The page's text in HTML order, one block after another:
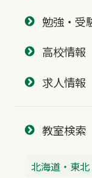
勉強・受
高校情報
求人情報
教室検索
北海道・東北